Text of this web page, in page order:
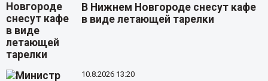
В Нижнем Новгороде снесут кафе
в виде летающей тарелки
10.8.2026 13:20